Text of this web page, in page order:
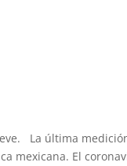
La última
mexicana. El